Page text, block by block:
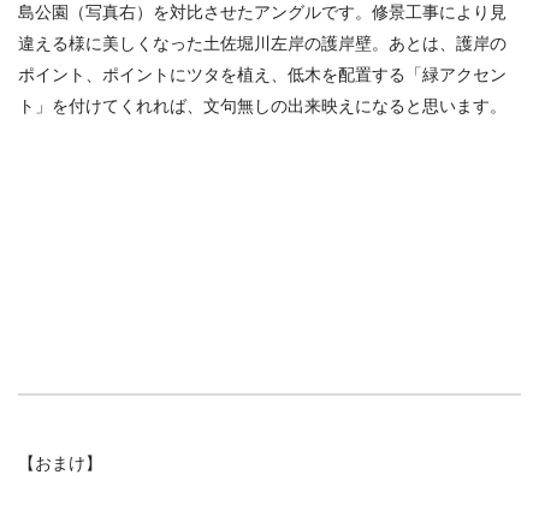
島公園（写真右）を対比させたアングルです。修景工事により見
違える様に美しくなった土佐堀川左岸の護岸壁。あとは、護岸の
ポイント、ポイントにツタを植え、低木を配置する「緑アクセン
ト」を付けてくれれば、文句無しの出来映えになると思います。
【おまけ】